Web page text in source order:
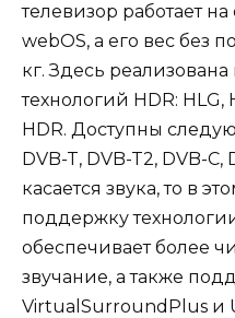
телевизор работает
webOS, а его вес без
кг. Здесь
технологий HDR:
HDR. Доступны
DVB-T, DVB-T2, DVB-
касается звука, то в
поддержку
обеспечивает более
звучание, а также
VirtualSurroundPlus и